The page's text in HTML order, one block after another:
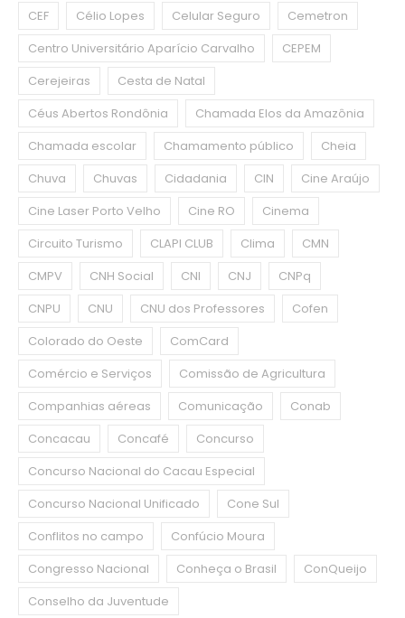
CEF
Célio Lopes Celular Seguro
Cemetron
Centro Universitário Aparício Carvalho
CEPEM
Cerejeiras
Cesta de Natal
Céus Abertos Rondônia
Chamada Elos da Amazônia
Chamada escolar
Chamamento público
Cheia
Chuva
Chuvas Cidadania CIN
Cine Araújo
Cine Laser Porto Velho
Cine RO
Cinema
Circuito Turismo
CLAPI CLUB Clima
CMN
CMPV
CNH Social CNI CNJ
CNPq
CNPU
CNU CNU dos Professores
Cofen
Colorado do Oeste
ComCard
Comércio e Serviços
Comissão de Agricultura
Companhias aéreas
Comunicação
Conab
Concacau
Concafé
Concurso
Concurso Nacional do Cacau Especial
Concurso Nacional Unificado
Cone Sul
Conflitos no campo
Confúcio Moura
Congresso Nacional
Conheça o Brasil
ConQueijo
Conselho da Juventude